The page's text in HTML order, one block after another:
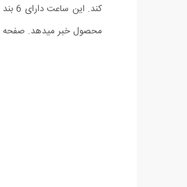
محصول خبر میدهد. صفحه